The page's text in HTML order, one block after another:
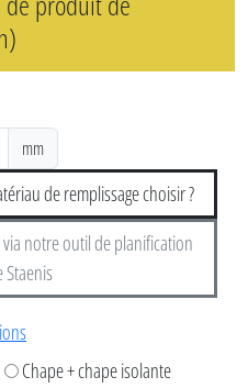
mm
de remplissage choisir ?
notre outil de planification
Staenis
Chape + chape isolante